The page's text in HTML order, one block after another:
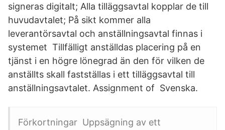
signeras digitalt; Alla tilläggsavtal kopplar de till
huvudavtalet; På sikt kommer alla
leverantörsavtal och anställningsavtal finnas i
systemet Tillfälligt anställdas placering på en
tjänst i en högre lönegrad än den för vilken de
anställts skall fastställas i ett tilläggsavtal till
anställningsavtalet. Assignment of Svenska.
Förkortningar Uppsägning av ett